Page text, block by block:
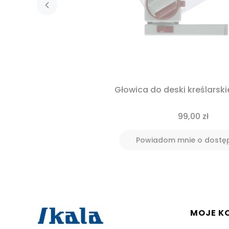
Głowica do deski
99,00 zł
Powiadom mnie o
Linki
MOJE